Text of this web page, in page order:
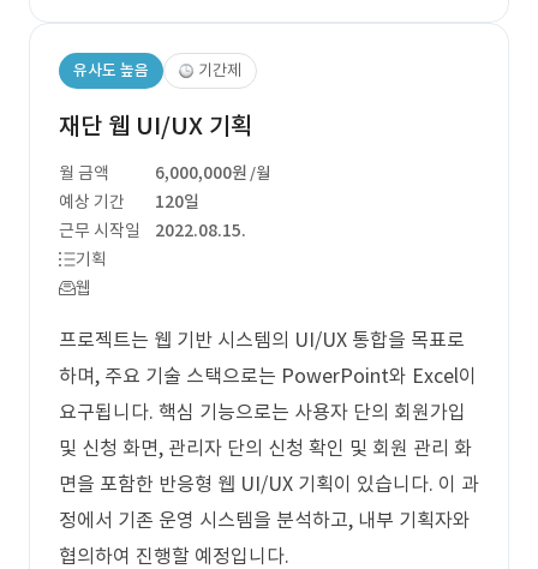
유사도 높음 기간제
재단 웹 UI/UX 기획
월 금액 6,000,000원 /월
예상 기간
120일
근무 시작일
2022.08.15.
기획
웹
프로젝트는 웹 기반 시스템의 UI/UX 통합을 목표로
하며, 주요 기술 스택으로는 PowerPoint와 Excel이
요구됩니다. 핵심 기능으로는 사용자 단의 회원가입
및 신청 화면, 관리자 단의 신청 확인 및 회원 관리 화
면을 포함한 반응형 웹 UI/UX 기획이 있습니다. 이 과
정에서 기존 운영 시스템을 분석하고, 내부 기획자와
협의하여 진행할 예정입니다.